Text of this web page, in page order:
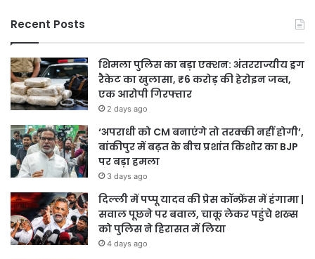
Recent Posts
शिमला पुलिस का बड़ा एक्शन: अंतरराज्यीय ड्रग
रैकेट का खुलासा, ₹6 करोड़ की हेरोइन जब्त,
एक आरोपी गिरफ्तार
2 days ago
‘अपराधी को CM बनाएंगे तो तरक्की नहीं होगी’,
बांकीपुर में बढ़त के बीच प्रशांत किशोर का BJP
पर बड़ा हमला
3 days ago
दिल्ली में पप्पू यादव की प्रेस कॉन्फ्रेंस में हंगामा |
सवाल पूछने पर बवाल, चाकू लेकर पहुंचे शख्स
को पुलिस ने हिरासत में लिया
4 days ago